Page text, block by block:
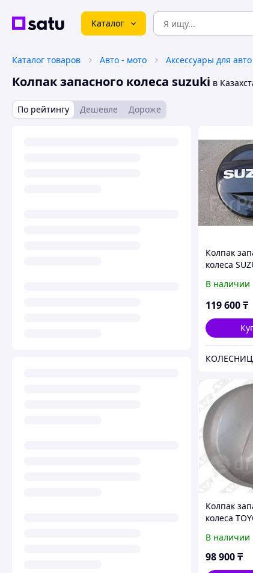
Каталог
Каталог товаров Авто - мото Аксессуары для авто
Колпак запасного колеса suzuki в
По рейтингу Дешевле Дороже
Колпак
колеса
под защелки
В наличии
119 600₸
Колпак
колеса
В наличии
98 900₸